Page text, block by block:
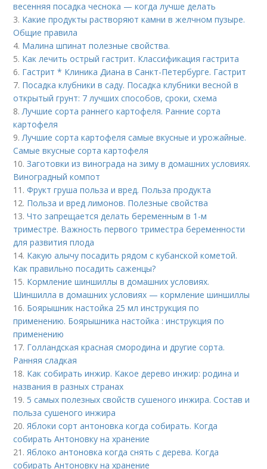
весенняя посадка чеснока — когда лучше делать
3. Какие продукты растворяют камни в желчном пузыре.
Общие правила
4. Малина шпинат полезные свойства.
5. Как лечить острый гастрит. Классификация гастрита
6. Гастрит * Клиника Диана в Санкт-Петербурге. Гастрит
7. Посадка клубники в саду. Посадка клубники весной в
открытый грунт: 7 лучших способов, сроки, схема
8.Лучшие сорта раннего картофеля. Ранние сорта
картофеля
9.Лучшие сорта картофеля самые вкусные и урожайные.
Самые вкусные сорта картофеля
10.Заготовки из винограда на зиму в домашних условиях.
Виноградный компот
11.Фрукт груша польза и вред. Польза продукта
12. Польза и вред лимонов. Полезные свойства
13.Что запрещается делать беременным в 1-м
триместре. Важность первого триместра беременности
для развития плода
14. Какую алычу посадить рядом с кубанской кометой.
Как правильно посадить саженцы?
15. Кормление шиншиллы в домашних условиях.
Шиншилла в домашних условиях — кормление шиншиллы
16. Боярышник настойка 25 мл инструкция по
применению. Боярышника настойка : инструкция по
применению
17. Голландская красная смородина и другие сорта.
Ранняя сладкая
18. Как собирать инжир. Какое дерево инжир: родина и
названия в разных странах
19. 5 самых полезных свойств сушеного инжира. Состав и
польза сушеного инжира
20.Яблоки сорт антоновка когда собирать. Когда
собирать Антоновку на хранение
21.Яблоко антоновка когда снять с дерева. Когда
собирать Антоновку на хранение